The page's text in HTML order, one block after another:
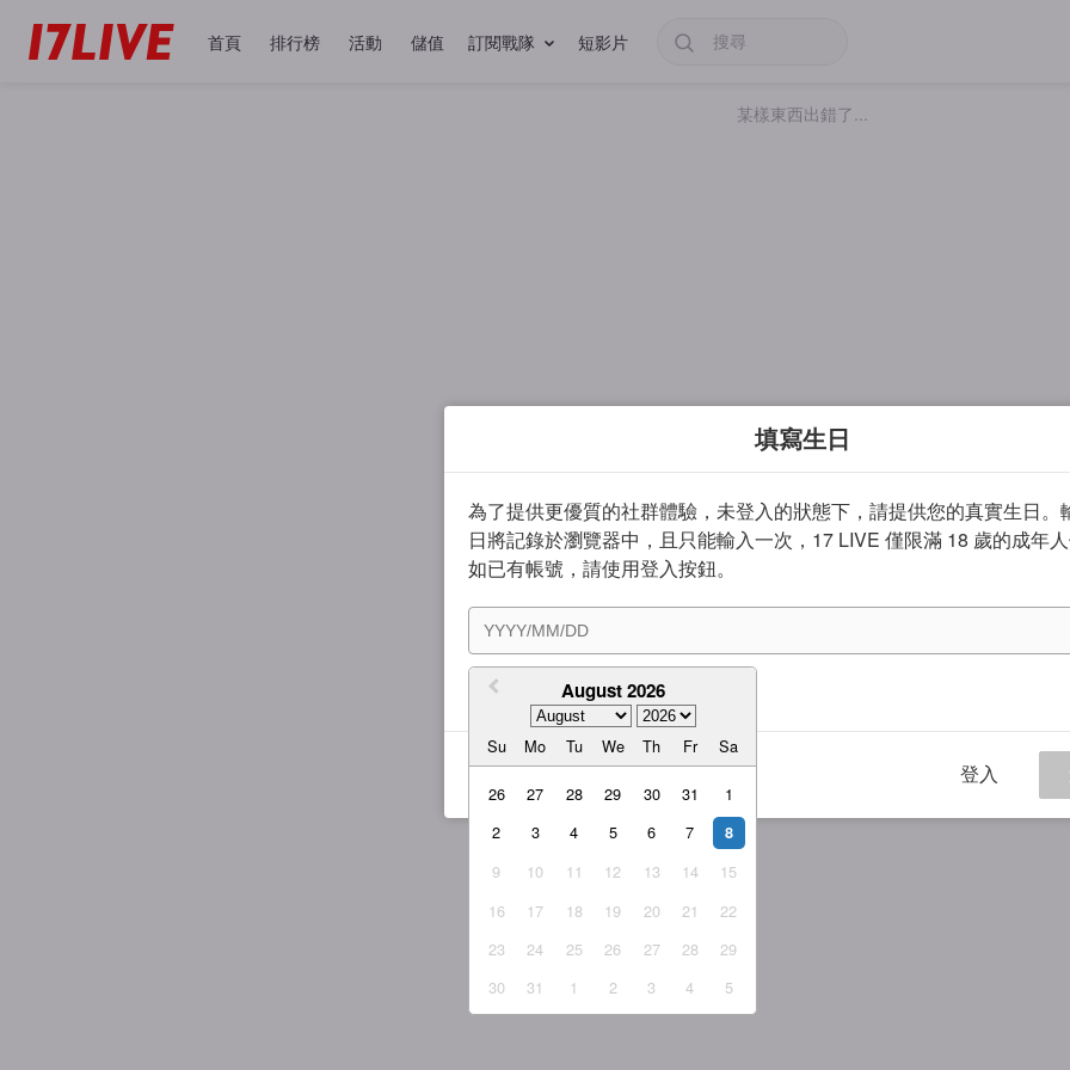
首頁 排行榜 活動 儲值 訂閱戰隊 短影片
某樣東西出錯了...
填寫生日
為了提供更優質的社群體驗，未登入的狀態下，請提供您的真實生日。
日將記錄於瀏覽器中，且只能輸入一次，17 LIVE 僅限滿 18 歲的成年人
如已有帳號，請使用登入按鈕。
August 2026
Su Mo Tu We Th Fr Sa
26 27 28 29 30 31
1
2
3 4 5 6 7 8
9 10 11 12 13 14
15
16
17 18 19 20 21
22
23
24 25 26 27 28
29
30
31 1 2 3 4 5
我同意 服務條款與隱私權政策
登入